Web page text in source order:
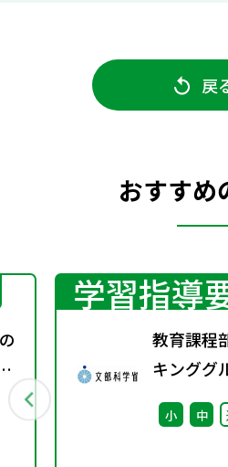
戻
おすすめ
学習指導
教育課程
キンググ
回） 配
小 中